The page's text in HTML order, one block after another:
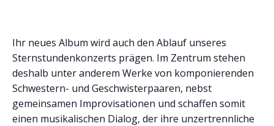
Ihr neues Album wird auch den Ablauf unseres
Sternstundenkonzerts prägen. Im Zentrum stehen
deshalb unter anderem Werke von komponierenden
Schwestern- und Geschwisterpaaren, nebst
gemeinsamen Improvisationen und schaffen somit
einen musikalischen Dialog, der ihre unzertrennliche